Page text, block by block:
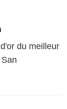
du meilleur